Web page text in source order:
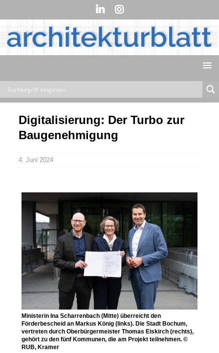
Digitalisierung: Der Turbo zur
Baugenehmigung
4. Juni 2024
Ministerin Ina Scharrenbach (Mitte) überreicht den
Förderbescheid an Markus König (links). Die Stadt Bochum,
vertreten durch Oberbürgermeister Thomas Eiskirch (rechts),
gehört zu den fünf Kommunen, die am Projekt teilnehmen. ©
RUB, Kramer